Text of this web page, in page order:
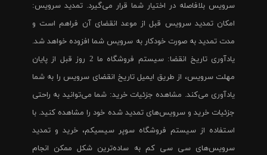
سرویس بلافاصله در اختیار شما قرار می‌گیرد. تمدید سرویس:
امکان تمدید سرویس قبل از موعد انقضای آن فراهم است و
مدت تمدید به صورت خودکار به سرویس شما افزوده خواهد شد.
یادآوری تاریخ انقضا: سیستم فروشگاه ما 2 روز قبل از پایان
مهلت سرویس، از طریق ایمیل تاریخ انقضای سرویس را به شما
یادآوری می‌کند. مشاهده جزئیات خرید: شما می‌توانید به راحتی
جزئیات خرید و سرویس‌های تمدید شده خود را مشاهده کنید. با
استفاده از سیستم فروشگاه سوپر سیسیکم، خرید و تمدید
سرویس‌های سی سی کم به ساده‌ترین شکل ممکن انجام